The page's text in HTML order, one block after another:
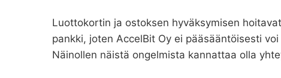
Luottokortin ja ostoksen hyväksymisen
pankki, joten AccelBit Oy ei pääsääntöisesti
Näinollen näistä ongelmista kannattaa olla